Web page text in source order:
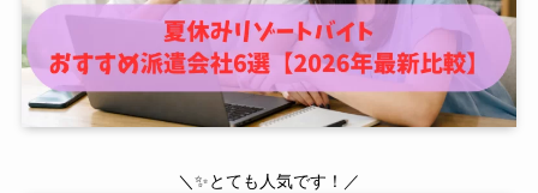
＼✨とても人気です！／